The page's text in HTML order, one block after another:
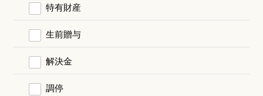
特有財産
生前贈与
解決金
調停